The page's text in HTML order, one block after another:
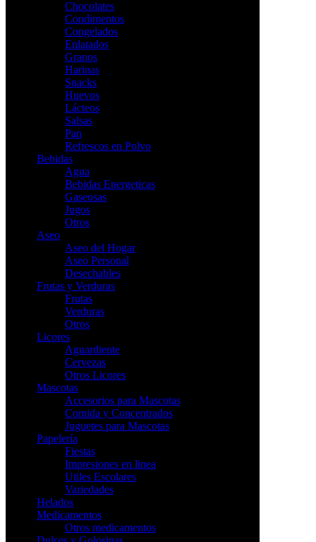
Chocolates
Condimentos
Congelados
Enlatados
Granos
Harinas
Snacks
Huevos
Lácteos
Salsas
Pan
Refrescos en Polvo
Bebidas
Agua
Bebidas Energeticas
Gaseosas
Jugos
Otros
Aseo
Aseo del Hogar
Aseo Personal
Desechables
Frutas y Verduras
Frutas
Verduras
Otros
Licores
Aguardiente
Cervezas
Otros Licores
Mascotas
Accesorios para Mascotas
Comida y Concentrados
Juguetes para Mascotas
Papelería
Fiestas
Impresiones en linea
Utiles Escolares
Variedades
Helados
Medicamentos
Otros medicamentos